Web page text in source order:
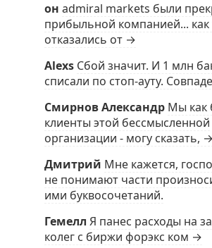
он admiral markets были
прибыльной компанией... как
отказались от →
Alexs Сбой значит. И 1 млн
списали по стоп-ауту.
Смирнов Александр Мы как
клиенты этой бессмысленной
организации - могу сказать, →
Дмитрий Мне кажется,
не понимают части
ими буквосочетаний.
Гемелл Я панес расходы на
колег с биржи форэкс ком →